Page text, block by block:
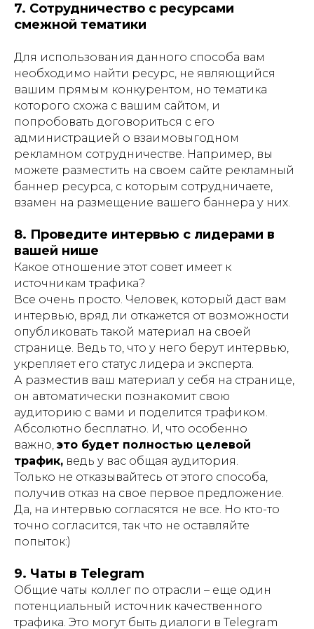
7. Сотрудничество с ресурсами
смежной тематики
Для использования данного способа вам
необходимо найти ресурс, не являющийся
вашим прямым конкурентом, но тематика
которого схожа с вашим сайтом, и
попробовать договориться с его
администрацией о взаимовыгодном
рекламном сотрудничестве. Например, вы
можете разместить на своем сайте рекламный
баннер ресурса, с которым сотрудничаете,
взамен на размещение вашего баннера у них.
8. Проведите интервью с лидерами в
вашей нише
Какое отношение этот совет имеет к
источникам трафика?
Все очень просто. Человек, который даст вам
интервью, вряд ли откажется от возможности
опубликовать такой материал на своей
странице. Ведь то, что у него берут интервью,
укрепляет его статус лидера и эксперта.
А разместив ваш материал у себя на странице,
он автоматически познакомит свою
аудиторию с вами и поделится трафиком.
Абсолютно бесплатно. И, что особенно
важно, это будет полностью целевой
трафик, ведь у вас общая аудитория.
Только не отказывайтесь от этого способа,
получив отказ на свое первое предложение.
Да, на интервью согласятся не все. Но кто-то
точно согласится, так что не оставляйте
попыток:)
9. Чаты в Telegram
Общие чаты коллег по отрасли – еще один
потенциальный источник качественного
трафика. Это могут быть диалоги в Telegram